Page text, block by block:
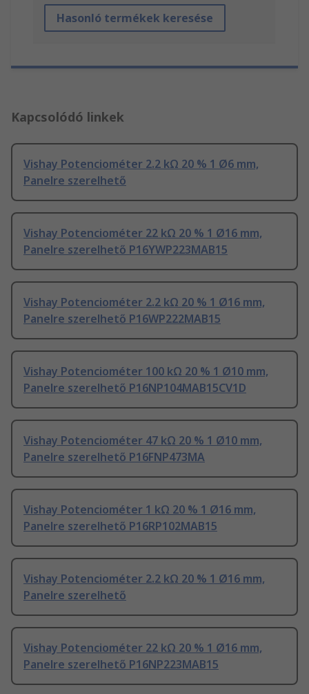
Hasonló termékek keresése
Kapcsolódó linkek
Vishay Potenciométer 2.2 kΩ 20 % 1 Ø6 mm,
Panelre szerelhető
Vishay Potenciométer 22 kΩ 20 % 1 Ø16 mm,
Panelre szerelhető P16YWP223MAB15
Vishay Potenciométer 2.2 kΩ 20 % 1 Ø16 mm,
Panelre szerelhető P16WP222MAB15
Vishay Potenciométer 100 kΩ 20 % 1 Ø10 mm,
Panelre szerelhető P16NP104MAB15CV1D
Vishay Potenciométer 47 kΩ 20 % 1 Ø10 mm,
Panelre szerelhető P16FNP473MA
Vishay Potenciométer 1 kΩ 20 % 1 Ø16 mm,
Panelre szerelhető P16RP102MAB15
Vishay Potenciométer 2.2 kΩ 20 % 1 Ø16 mm,
Panelre szerelhető
Vishay Potenciométer 22 kΩ 20 % 1 Ø16 mm,
Panelre szerelhető P16NP223MAB15